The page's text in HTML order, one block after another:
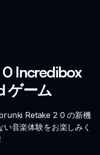
0 Incredibox
ゲーム
Retake 2 0 の新機
音楽体験をお楽しみく